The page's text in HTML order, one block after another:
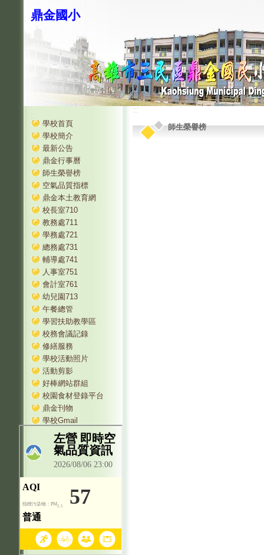
鼎金國小
:::
學校首頁
學校簡介
最新公告
鼎金行事曆
師生榮譽榜
空氣品質指標
鼎金本土教育網
校長室710
教務處711
學務處721
總務處731
輔導處741
人事室751
會計室761
幼兒園713
午餐總管
學習扶助教學區
校務會議記錄
修繕服務
學校活動照片
活動剪影
好棒網站群組
校園食材登錄平台
鼎金刊物
學校Gmail
:::
師生榮譽榜